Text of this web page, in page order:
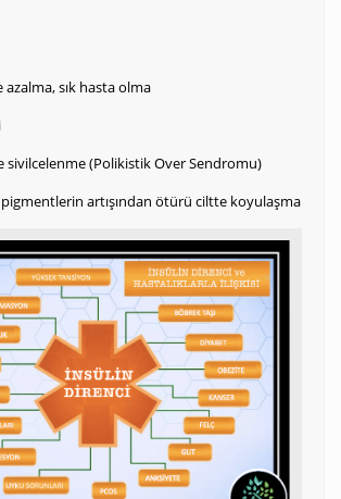
sık hasta olma
sivilcelenme (Polikistik Over Sendromu)
artışından ötürü ciltte koyulaşma